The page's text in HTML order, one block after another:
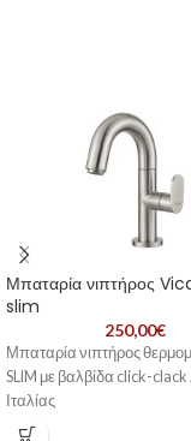
Μπαταρία νιπτήρος
slim
250,00€
Μπαταρία νιπτήρος
SLIM με βαλβίδα click-clack
Ιταλίας